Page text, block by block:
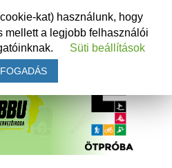
kat) használunk, hogy
mellett a legjobb felhasználói
Süti beállítások